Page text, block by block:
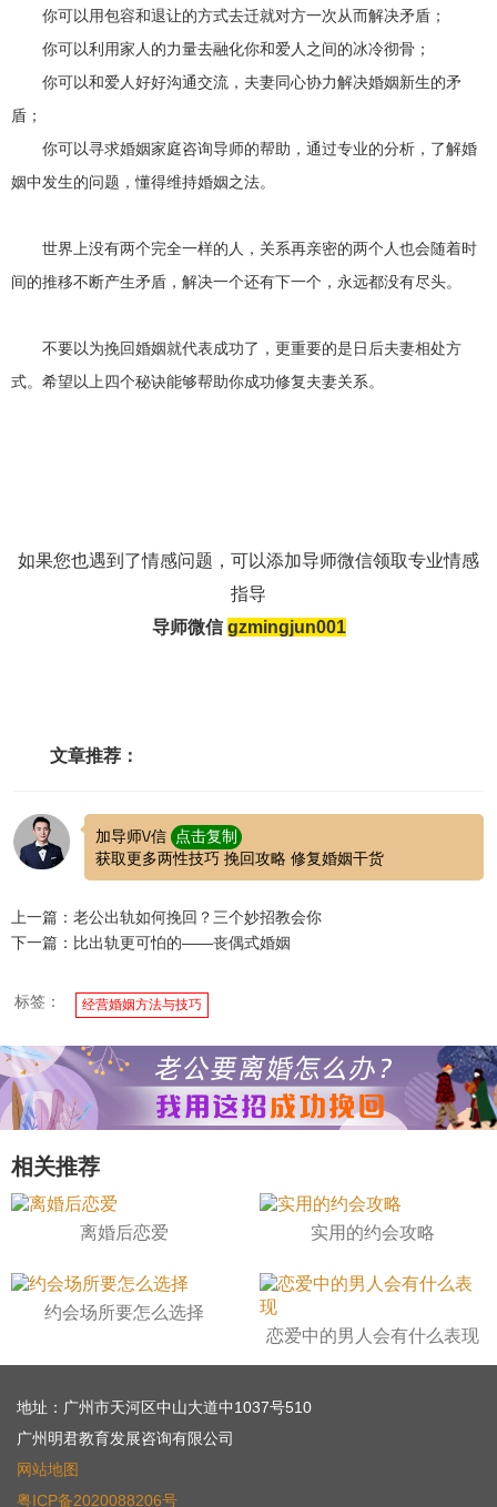
你可以用包容和退让的方式去迁就对方一次从而解决矛盾；
你可以利用家人的力量去融化你和爱人之间的冰冷彻骨；
你可以和爱人好好沟通交流，夫妻同心协力解决婚姻新生的矛
盾；
你可以寻求婚姻家庭咨询导师的帮助，通过专业的分析，了解婚
姻中发生的问题，懂得维持婚姻之法。
世界上没有两个完全一样的人，关系再亲密的两个人也会随着时
间的推移不断产生矛盾，解决一个还有下一个，永远都没有尽头。
不要以为挽回婚姻就代表成功了，更重要的是日后夫妻相处方
式。希望以上四个秘诀能够帮助你成功修复夫妻关系。
如果您也遇到了情感问题，可以添加导师微信领取专业情感
指导
导师微信gzmingjun001
文章推荐：
加导师\/信
点击复制
获取更多两性技巧 挽回攻略 修复婚姻干货
上一篇：老公出轨如何挽回？三个妙招教会你
下一篇：比出轨更可怕的——丧偶式婚姻
标签： 经营婚姻方法与技巧
相关推荐
离婚后恋爱 实用的约会攻略
约会场所要怎么选择
恋爱中的男人会有什么表现
地址：广州市天河区中山大道中1037号510
广州明君教育发展咨询有限公司
网站地图
粤ICP备2020088206号